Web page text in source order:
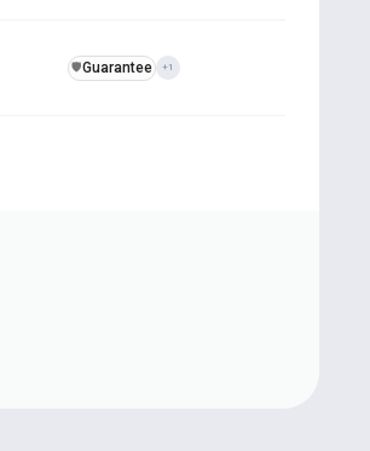
️🛡️Guarantee +1